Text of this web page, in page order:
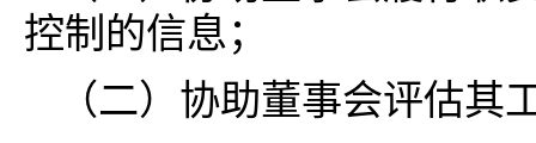
控制的信息；
（二）协助董事会评估其